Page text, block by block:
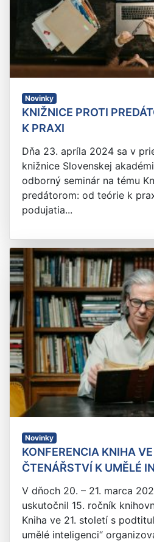
Novinky
KNIŽNICE PROTI
K PRAXI
Dňa 23. apríla 2024 sa v
knižnice Slovenskej
odborný seminár na tému
predátorom: od teórie k
podujatia...
Novinky
KONFERENCIA KNIHA
ČTENÁŘSTVÍ K UMĚLÉ
V dňoch 20. – 21. marca
uskutočnil 15. ročník
Kniha ve 21. století s
umělé inteligenci“